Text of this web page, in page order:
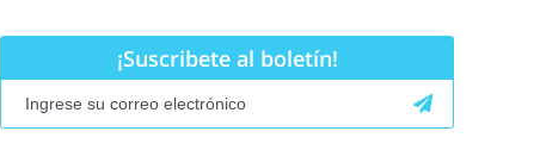
¡Suscribete al boletín!